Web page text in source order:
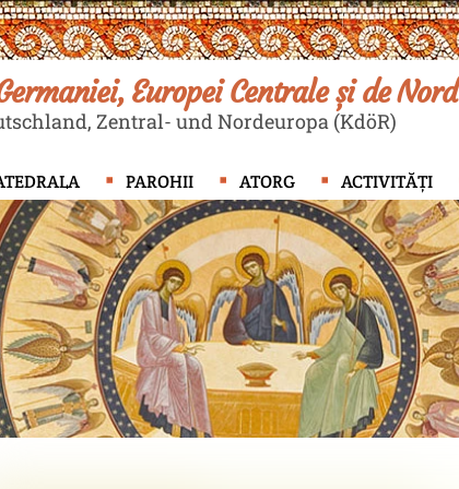
Europei Centrale și de Nord
Zentral- und Nordeuropa (KdöR)
PAROHII ATORG ACTIVITĂȚI